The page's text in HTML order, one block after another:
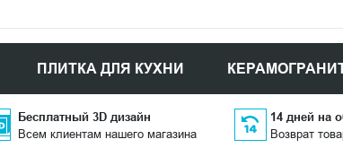
ПЛИТКА ДЛЯ КУХНИ
Бесплатный 3D дизайн
Всем клиентам нашего магазина
14 дней на
Возврат